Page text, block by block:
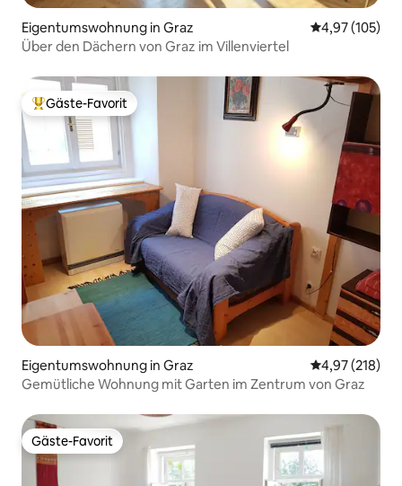
Eigentumswohnung in Graz
4,97 (105)
Über den Dächern von Graz im Villenviertel
Beliebter Gäste-Favorit.
Gäste-Favorit
Eigentumswohnung in Graz
4,97 (218)
Gemütliche Wohnung mit Garten im Zentrum von Graz
Gäste-Favorit
Gäste-Favorit